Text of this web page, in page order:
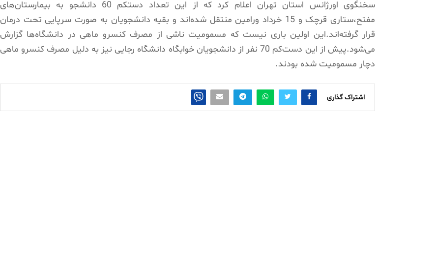
سخنگوی اورژانس استان تهران اعلام کرد که از این تعداد دستکم 60 دانشجو به بیمارستان‌های
مفتح،ستاری قرچک و 15 خرداد ورامین منتقل شده‌اند و بقیه دانشجویان به صورت سرپایی تحت درمان
قرار گرفته‌اند.این اولین باری نیست که مسمومیت ناشی از مصرف کنسرو ماهی در دانشگاه‌ها گزارش
می‌شود.پیش از این دست‌کم 70 نفر از دانشجویان خوابگاه دانشگاه رجایی نیز به دلیل مصرف کنسرو ماهی
دچار مسمومیت شده بودند.
اشتراک گذاری